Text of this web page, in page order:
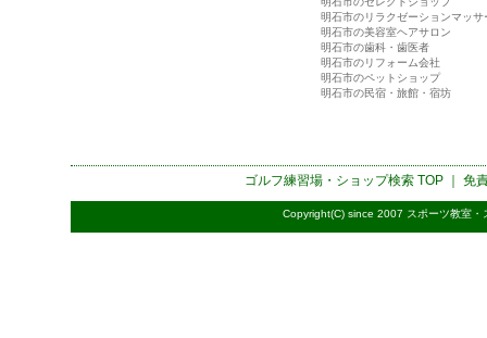
明石市のリラクゼーションマッサ
明石市の美容室ヘアサロン
明石市の歯科・歯医者
明石市のリフォーム会社
明石市のペットショップ
明石市の民宿・旅館・宿坊
ゴルフ練習場・ショップ検索TOP ｜ 免
Copyright(C) since 2007 スポーツ教室・